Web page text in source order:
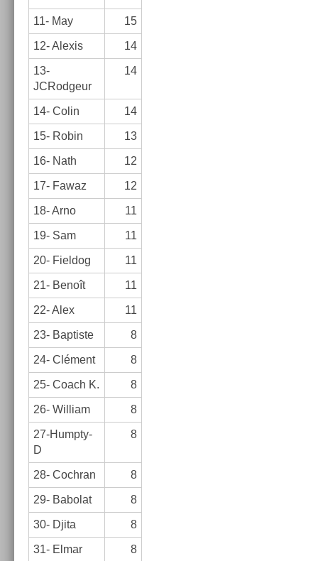
11- May 15
12- Al­exis 14
13-
JCRodgeur
14
14- Colin 14
15- Robin 13
16- Nath 12
17- Fawaz 12
18- Arno 11
19- Sam 11
20- Fiel­dog 11
21- Benoît 11
22- Alex 11
23- Bap­tiste 8
24- Clément 8
25- Coach K. 8
26- Wil­liam 8
27-Humpty-
D
8
28- Co­chran 8
29- Babolat 8
30- Djita 8
31- Elmar 8